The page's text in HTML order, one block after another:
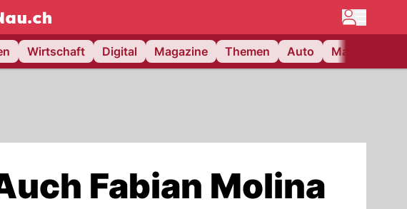
NAU.ch
Wirtschaft Digital Magazine Themen Auto Matchcenter
Fabian Molina